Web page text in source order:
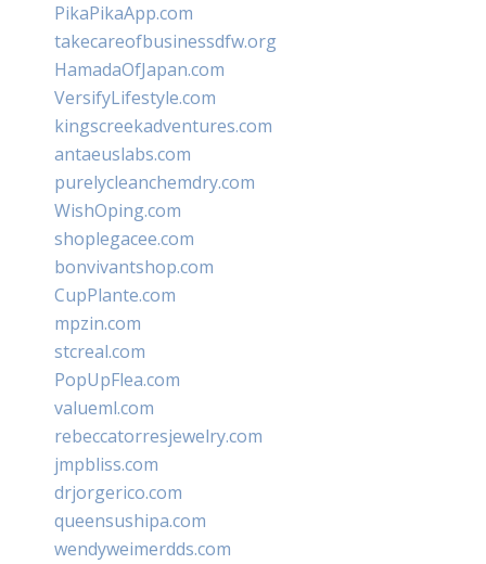
PikaPikaApp.com
takecareofbusinessdfw.org
HamadaOfJapan.com
VersifyLifestyle.com
kingscreekadventures.com
antaeuslabs.com
purelycleanchemdry.com
WishOping.com
shoplegacee.com
bonvivantshop.com
CupPlante.com
mpzin.com
stcreal.com
PopUpFlea.com
valueml.com
rebeccatorresjewelry.com
jmpbliss.com
drjorgerico.com
queensushipa.com
wendyweimerdds.com